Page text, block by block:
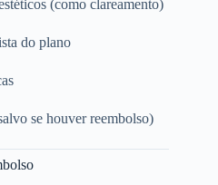
(como clareamento)
do plano
se houver reembolso)